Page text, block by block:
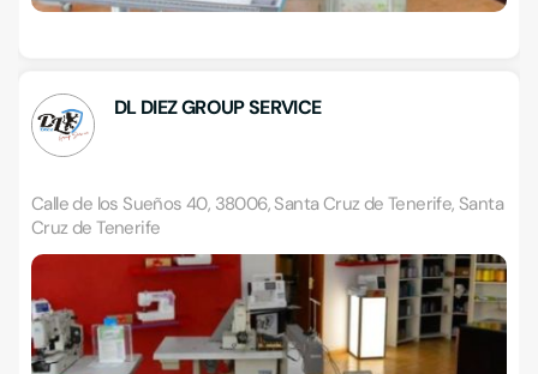
DL DIEZ GROUP SERVICE
Calle de los Sueños 40, 38006, Santa Cruz de Tenerife, Santa
Cruz de Tenerife